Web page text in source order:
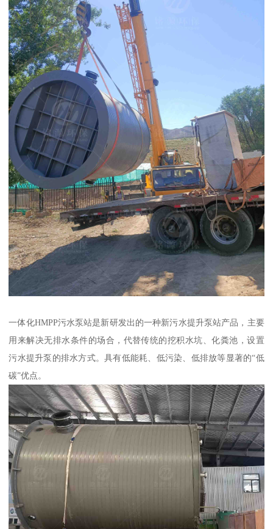
一体化HMPP污水泵站是新研发出的一种新污水提升泵站产品，主要
用来解决无排水条件的场合，代替传统的挖积水坑、化粪池，设置
污水提升泵的排水方式。具有低能耗、低污染、低排放等显著的“低
碳”优点。